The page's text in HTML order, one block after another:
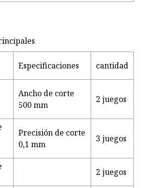
Especificaciones cantidad
Ancho de corte
500 mm
2 juegos
Precisión de corte
0,1 mm
3 juegos
2 juegos